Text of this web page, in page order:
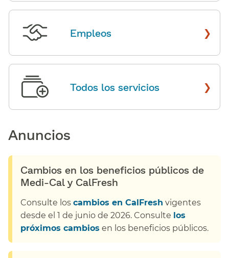
Empleos ›
Todos los servicios ›
Anuncios​​
Cambios en los beneficios públicos de
Medi-Cal y CalFresh​​
Consulte los cambios en CalFresh vigentes
desde el 1 de junio de 2026. Consulte los
próximos cambios en los beneficios públicos.​​